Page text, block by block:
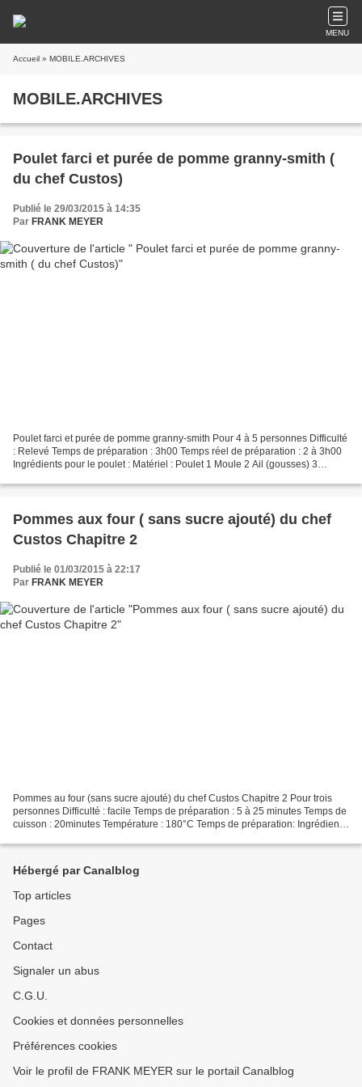
MENU
Accueil » MOBILE.ARCHIVES
MOBILE.ARCHIVES
Poulet farci et purée de pomme granny-smith (
du chef Custos)
Publié le 29/03/2015 à 14:35
Par FRANK MEYER
Poulet farci et purée de pomme granny-smith Pour 4 à 5 personnes Difficulté
: Relevé Temps de préparation : 3h00 Temps réel de préparation : 2 à 3h00
Ingrédients pour le poulet : Matériel : Poulet 1 Moule 2 Ail (gousses) 3
Pommes aux four ( sans sucre ajouté) du chef
Custos Chapitre 2
Publié le 01/03/2015 à 22:17
Par FRANK MEYER
Pommes au four (sans sucre ajouté) du chef Custos Chapitre 2 Pour trois
personnes Difficulté : facile Temps de préparation : 5 à 25 minutes Temps de
cuisson : 20minutes Température : 180°C Temps de préparation: Ingrédients
Hébergé par Canalblog
Top articles
Pages
Contact
Signaler un abus
C.G.U.
Cookies et données personnelles
Préférences cookies
Voir le profil de FRANK MEYER sur le portail Canalblog